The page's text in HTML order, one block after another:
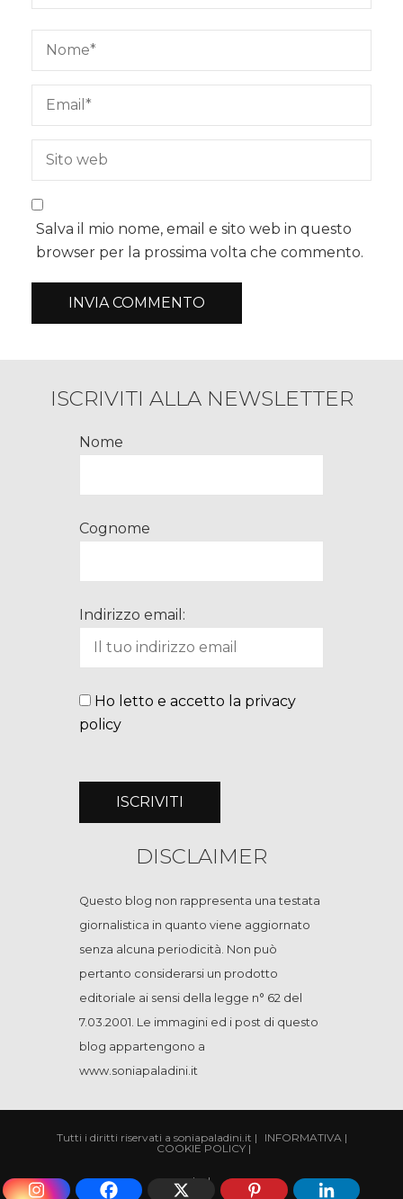
Salva il mio nome, email e sito web in questo
browser per la prossima volta che commento.
ISCRIVITI ALLA NEWSLETTER
Nome
Cognome
Indirizzo email:
Ho letto e accetto la privacy
policy
DISCLAIMER
Questo blog non rappresenta una testata
giornalistica in quanto viene aggiornato
senza alcuna periodicità. Non può
pertanto considerarsi un prodotto
editoriale ai sensi della legge n° 62 del
7.03.2001. Le immagini ed i post di questo
blog appartengono a
www.soniapaladini.it
Tutti i diritti riservati a soniapaladini.it | INFORMATIVA |
COOKIE POLICY |
|cp|